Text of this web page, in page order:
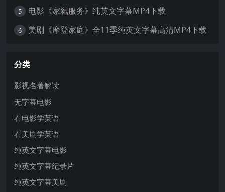
5 电影《家弑服务》纯英文字幕MP4下载
6 美剧《摩登家庭》全11季纯英文字幕高清MP4下载
分类
影视名著解读
无字幕电影
看电影学英语
看美剧学英语
纯英文字幕电影
纯英文字幕纪录片
纯英文字幕美剧